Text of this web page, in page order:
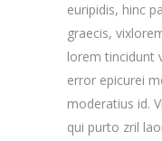
euripidis, hinc
graecis,
lorem tincidunt
error epicurei
moderatius id.
qui purto zril